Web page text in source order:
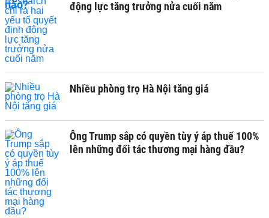
động lực tăng trưởng nửa cuối năm
Nhiều phòng trọ Hà Nội tăng giá
Ông Trump sắp có quyền tùy ý áp thuế 100%
lên những đối tác thương mại hàng đầu?